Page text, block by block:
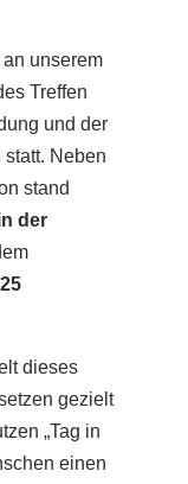
unserem
Treffen
und der
statt. Neben
stand
der
dieses
gezielt
„Tag in
einen